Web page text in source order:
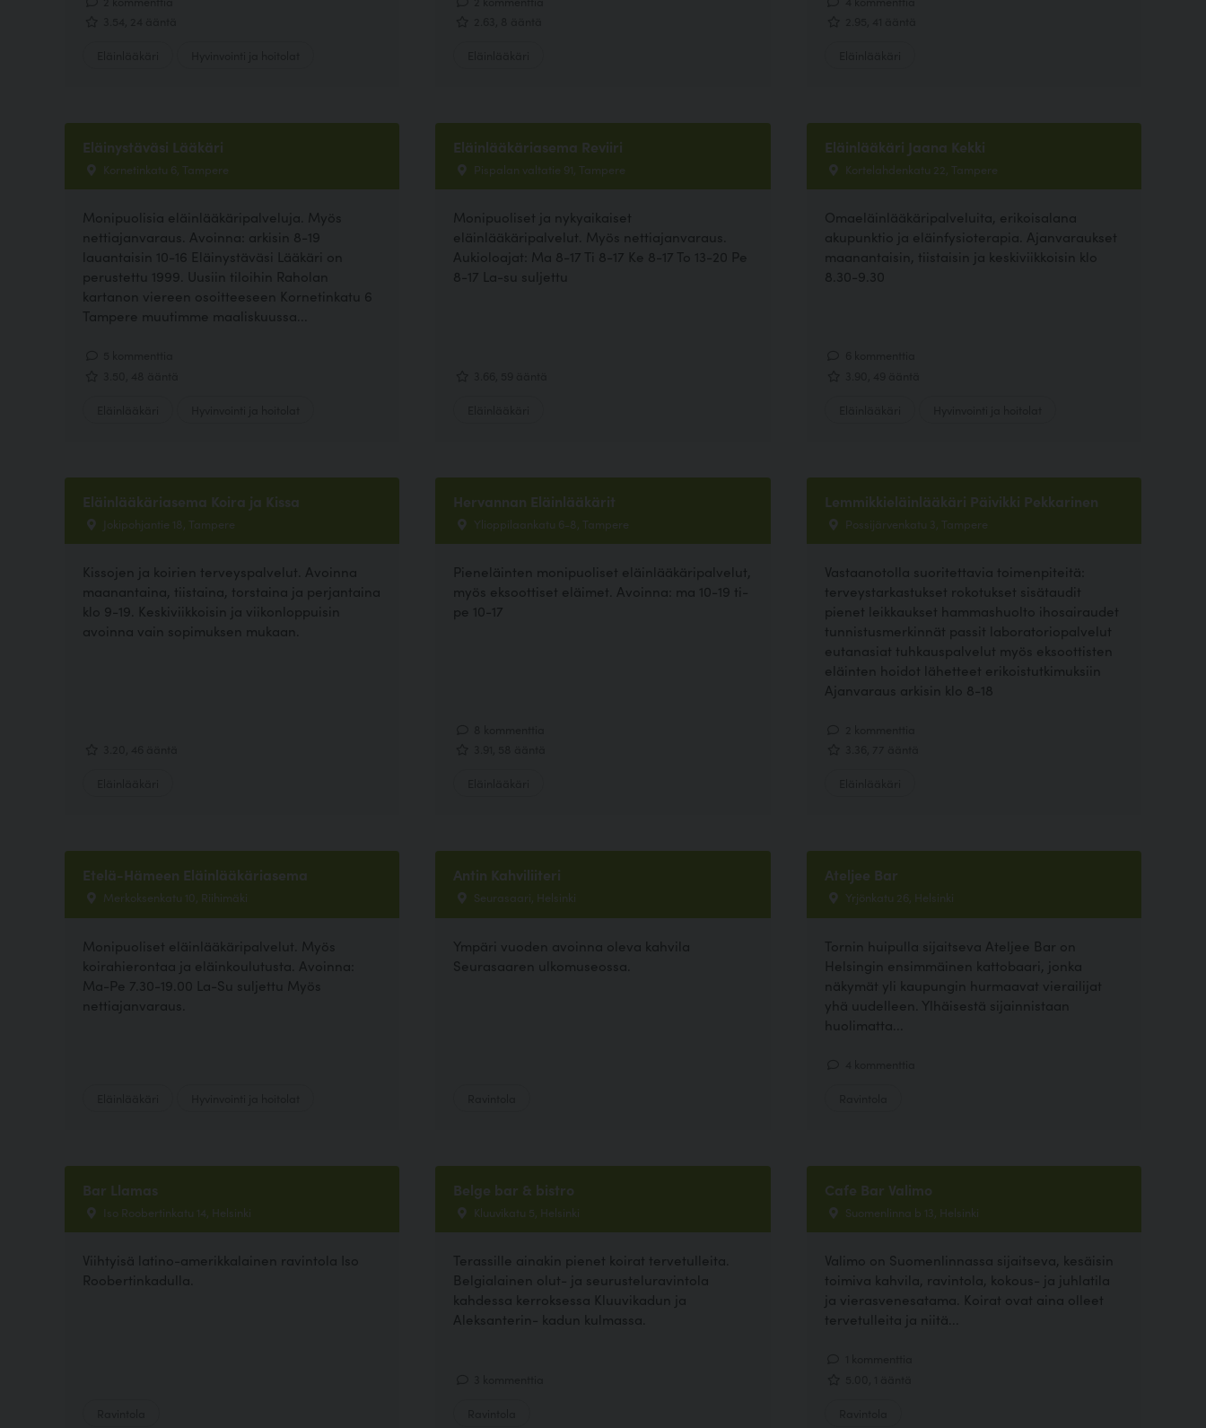
Eläinystäväsi Lääkäri
Kornetinkatu 6, Tampere
Monipuolisia eläinlääkäripalveluja. Myös
nettiajanvaraus. Avoinna: arkisin 8-19
lauantaisin 10-16 Eläinystäväsi Lääkäri on
perustettu 1999. Uusiin tiloihin Raholan
kartanon viereen osoitteeseen Kornetinkatu 6
Tampere muutimme maaliskuussa...
Eläinlääkäriasema Reviiri
Pispalan valtatie 91, Tampere
Monipuoliset ja nykyaikaiset
eläinlääkäripalvelut. Myös nettiajanvaraus.
Aukioloajat: Ma 8-17 Ti 8-17 Ke 8-17 To 13-20 Pe
8-17 La-su suljettu
Eläinlääkäri Jaana Kekki
Kortelahdenkatu 22, Tampere
Omaeläinlääkäripalveluita, erikoisalana
akupunktio ja eläinfysioterapia. Ajanvaraukset
maanantaisin, tiistaisin ja keskiviikkoisin klo
8.30-9.30
Eläinlääkäriasema Koira ja Kissa
Jokipohjantie 18, Tampere
Kissojen ja koirien terveyspalvelut. Avoinna
maanantaina, tiistaina, torstaina ja perjantaina
klo 9-19. Keskiviikkoisin ja viikonloppuisin
avoinna vain sopimuksen mukaan.
Hervannan Eläinlääkärit
Ylioppilaankatu 6-8, Tampere
Pieneläinten monipuoliset eläinlääkäripalvelut,
myös eksoottiset eläimet. Avoinna: ma 10-19 ti-
pe 10-17
Lemmikkieläinlääkäri Päivikki Pekkarinen
Possijärvenkatu 3, Tampere
Vastaanotolla suoritettavia toimenpiteitä:
terveystarkastukset rokotukset sisätaudit
pienet leikkaukset hammashuolto ihosairaudet
tunnistusmerkinnät passit laboratoriopalvelut
eutanasiat tuhkauspalvelut myös eksoottisten
eläinten hoidot lähetteet erikoistutkimuksiin
Ajanvaraus arkisin klo 8-18
Etelä-Hämeen Eläinlääkäriasema
Merkoksenkatu 10, Riihimäki
Monipuoliset eläinlääkäripalvelut. Myös
koirahierontaa ja eläinkoulutusta. Avoinna:
Ma-Pe 7.30-19.00 La-Su suljettu Myös
nettiajanvaraus.
Antin Kahviliiteri
Seurasaari, Helsinki
Ympäri vuoden avoinna oleva kahvila
Seurasaaren ulkomuseossa.
Ateljee Bar
Yrjönkatu 26, Helsinki
Tornin huipulla sijaitseva Ateljee Bar on
Helsingin ensimmäinen kattobaari, jonka
näkymät yli kaupungin hurmaavat vierailijat
yhä uudelleen. Ylhäisestä sijainnistaan
huolimatta...
Bar Llamas
Iso Roobertinkatu 14, Helsinki
Viihtyisä latino-amerikkalainen ravintola Iso
Roobertinkadulla.
Belge bar & bistro
Kluuvikatu 5, Helsinki
Terassille ainakin pienet koirat tervetulleita.
Belgialainen olut- ja seurusteluravintola
kahdessa kerroksessa Kluuvikadun ja
Aleksanterin- kadun kulmassa.
Cafe Bar Valimo
Suomenlinna b 13, Helsinki
Valimo on Suomenlinnassa sijaitseva, kesäisin
toimiva kahvila, ravintola, kokous- ja juhlatila
ja vierasvenesatama. Koirat ovat aina olleet
tervetulleita ja niitä...